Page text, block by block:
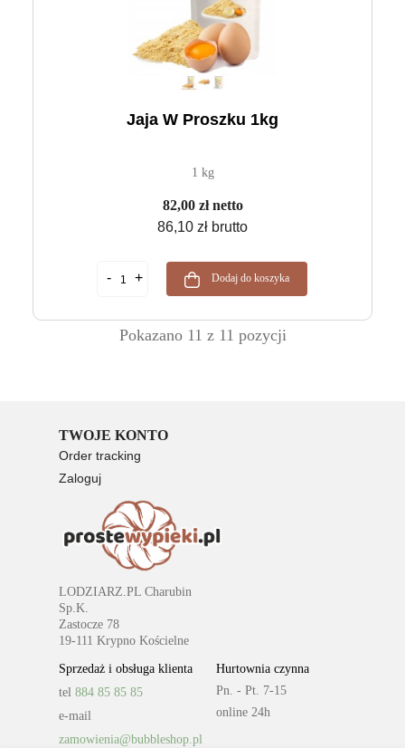
Jaja W Proszku 1kg
1 kg
82,00 zł netto
86,10 zł brutto
Dodaj do koszyka
Pokazano 11 z 11 pozycji
TWOJE KONTO
Order tracking
Zaloguj
Rejestracja
LODZIARZ.PL Charubin
Sp.K.
Zastocze 78
19-111 Krypno Kościelne
Sprzedaż i obsługa klienta
tel 884 85 85 85
e-mail
zamowienia@bubbleshop.pl
Hurtownia czynna
Pn. - Pt. 7-15
online 24h